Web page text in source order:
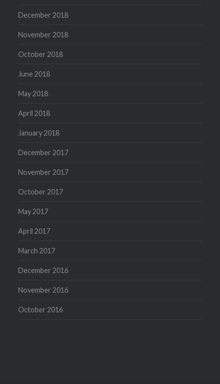
December 2018
November 2018
October 2018
June 2018
May 2018
April 2018
January 2018
December 2017
November 2017
October 2017
May 2017
April 2017
March 2017
December 2016
November 2016
October 2016